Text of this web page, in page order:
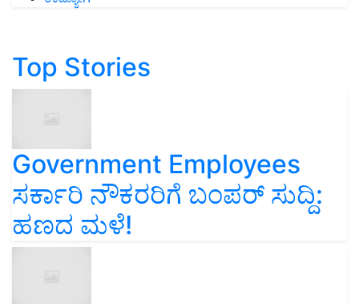
Top Stories
Government Employees
ಸರ್ಕಾರಿ ನೌಕರರಿಗೆ ಬಂಪರ್‌ ಸುದ್ದಿ:
ಹಣದ ಮಳೆ!